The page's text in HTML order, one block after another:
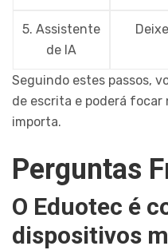
5. Assistente
de IA
Seguindo estes passos,
de escrita e poderá
importa.
Perguntas
O Eduotec é
dispositivos